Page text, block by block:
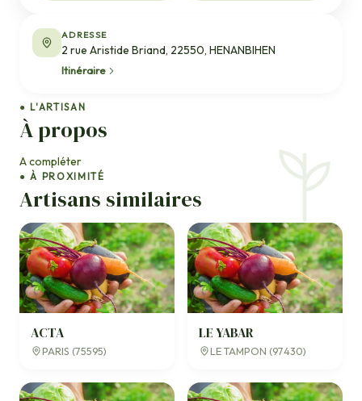
● L'ARTISAN
À propos
A compléter
● À PROXIMITÉ
Artisans similaires
ACTA
PARIS (75595)
LE YABAR
LE TAMPON (97430)
ADRESSE
2 rue Aristide Briand, 22550, HENANBIHEN
Itinéraire